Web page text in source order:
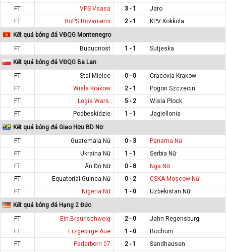
FT
VPS Vaasa 3 - 1
Jaro
FT
RoPS Rovaniemi 2 - 1
KPV Kokkola
Kết quả bóng đá VĐQG Montenegro
FT
Buducnost 1 - 1
Sutjeska
Kết quả bóng đá VĐQG Ba Lan
FT
Stal Mielec 0 - 0
Cracovia Krakow
FT
Wisla Krakow 2 - 1
Pogon Szczecin
FT
Legia Wars. 5 - 2
Wisla Plock
FT
Podbeskidzie 1 - 1
Jagiellonia
Kết quả bóng đá Giao Hữu BD Nữ
FT
Guatemala Nữ 0 - 3
Panama Nữ
FT
Ukraina Nữ 1 - 1
Serbia Nữ
FT
Ấn Độ Nữ 0 - 8
Nga Nữ
FT
Equatorial Guinea Nữ 0 - 2
CSKA Moscow Nữ
FT
Nigeria Nữ 1 - 0
Uzbekistan Nữ
Kết quả bóng đá Hạng 2 Đức
FT
Ein.Braunschweig 2 - 0
Jahn Regensburg
FT
Erzgebirge Aue 1 - 0
Bochum
FT
Paderborn 07 2 - 1
Sandhausen